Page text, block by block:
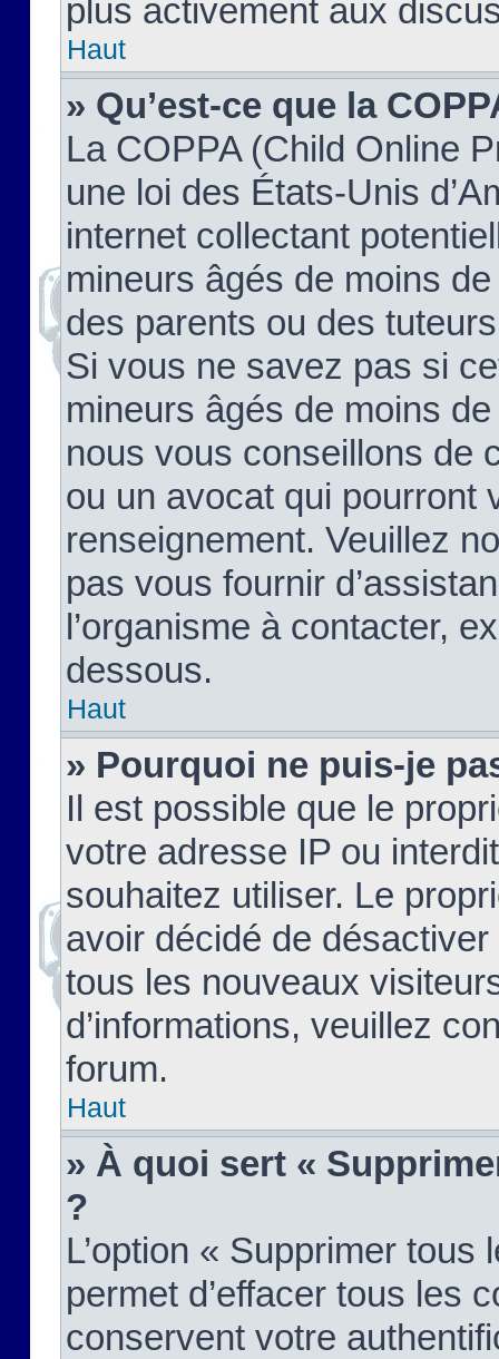
plus activement aux
Haut
» Qu’est-ce que la
La COPPA (Child Online
une loi des États-Unis
internet collectant
mineurs âgés de moins
des parents ou des
Si vous ne savez pas si
mineurs âgés de moins
nous vous conseillons de
ou un avocat qui pourront
renseignement. Veuillez
pas vous fournir
l’organisme à contacter,
dessous.
Haut
» Pourquoi ne puis-je
Il est possible que le
votre adresse IP ou
souhaitez utiliser. Le
avoir décidé de
tous les nouveaux
d’informations, veuillez
forum.
Haut
» À quoi sert «
?
L’option « Supprimer
permet d’effacer tous les
conservent votre